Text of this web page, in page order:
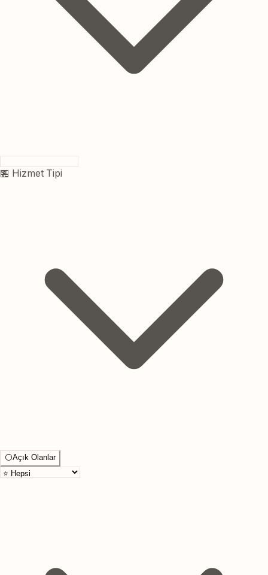
🏪 Hizmet Tipi
⚪Açık Olanlar